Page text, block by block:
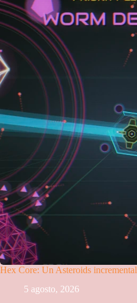
Hex Core: Un Asteroids incremental
5 agosto, 2026